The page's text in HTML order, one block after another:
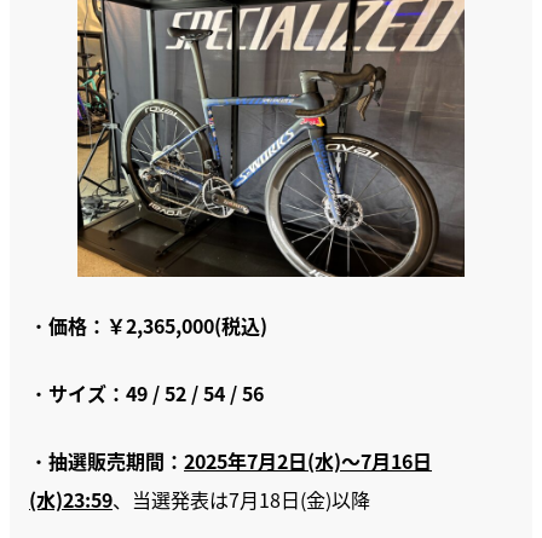
・ 価格：￥2,365,000(税込)
・ サイズ：49 / 52 / 54 / 56
・ 抽選販売期間： 2025年7月2日(水)～7月16日
(水)23:59、当選発表は7月18日(金)以降